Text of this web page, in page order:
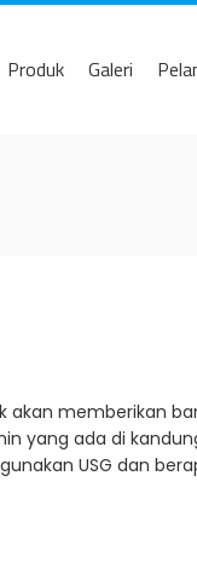
Produk Galeri
akan memberikan
yang ada di
USG dan